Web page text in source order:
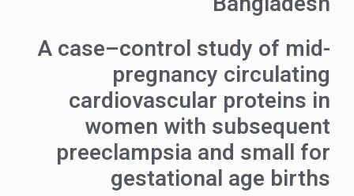
A case–control study of mid-
pregnancy circulating
cardiovascular proteins in
women with subsequent
preeclampsia and small for
gestational age births